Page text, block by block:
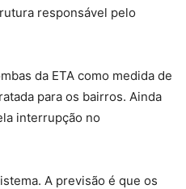
responsável pelo
da ETA como medida de
para os bairros. Ainda
interrupção no
A previsão é que os